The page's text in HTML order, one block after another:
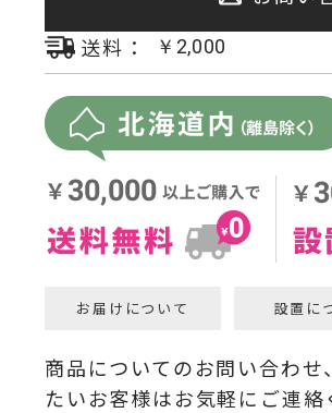
送料：
￥ 2,000
お届けについて 設置に
商品についてのお問い合わ
たいお客様はお気軽にご連絡